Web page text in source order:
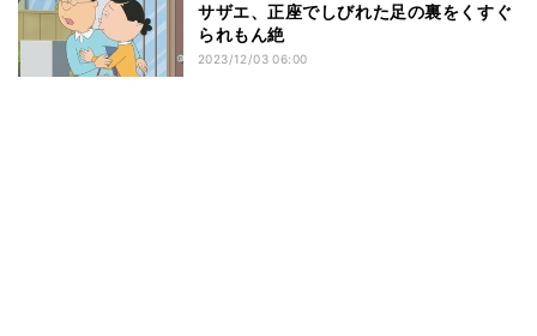
サザエ、正座でしびれた足の裏をくすぐ
られもん絶
2023/12/03 06:00